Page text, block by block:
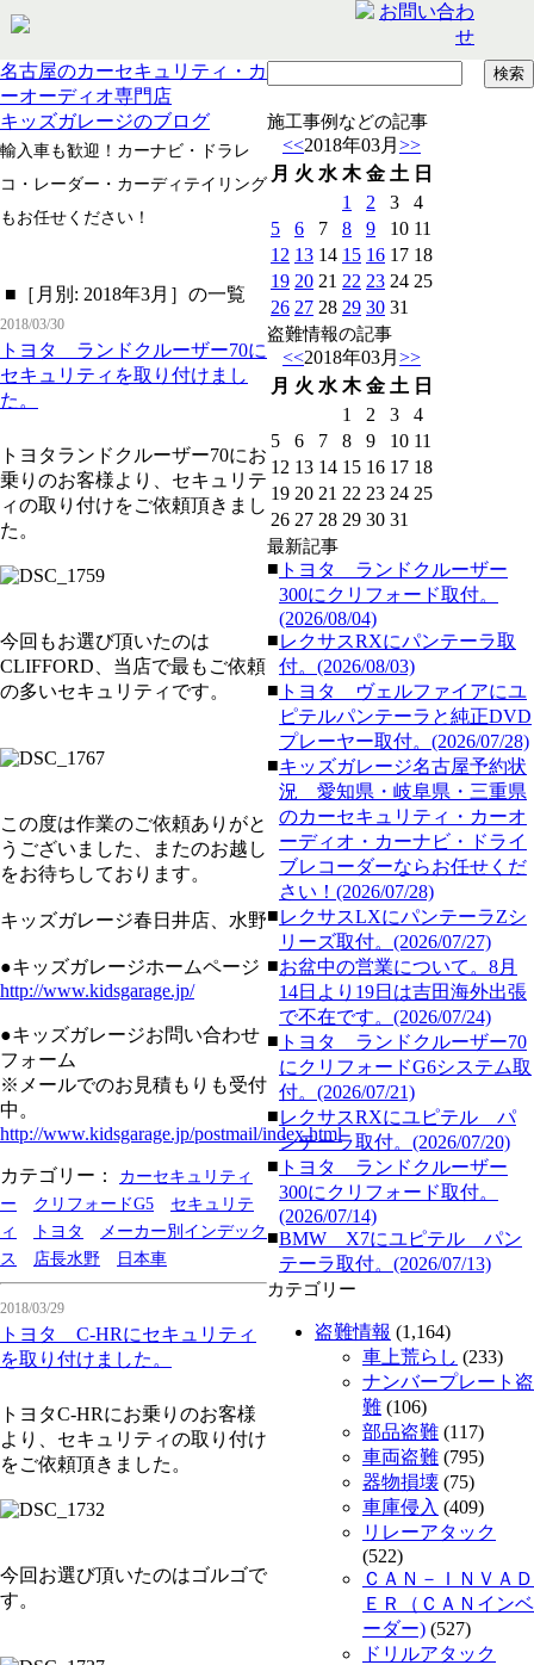
名古屋のカーセキュリティ・カ
ーオーディオ専門店
キッズガレージのブログ
輸入車も歓迎！カーナビ・ドラレ
コ・レーダー・カーディテイリング
もお任せください！
■［月別: 2018年3月］の一覧
2018/03/30
トヨタ ランドクルーザー70に
セキュリティを取り付けまし
た。
トヨタランドクルーザー70にお
乗りのお客様より、セキュリテ
ィの取り付けをご依頼頂きまし
た。
今回もお選び頂いたのは
CLIFFORD、当店で最もご依頼
の多いセキュリティです。
この度は作業のご依頼ありがと
うございました、またのお越し
をお待ちしております。
キッズガレージ春日井店、水野
●キッズガレージホームページ
http://www.kidsgarage.jp/
●キッズガレージお問い合わせ
フォーム
※メールでのお見積もりも受付
中。
http://www.kidsgarage.jp/postmail/index.html
カテゴリー：
カーセキュリティ
ー
クリフォードG5
セキュリテ
ィ
トヨタ
メーカー別インデック
ス
店長水野 日本車
2018/03/29
トヨタ C-HRにセキュリティ
を取り付けました。
トヨタC-HRにお乗りのお客様
より、セキュリティの取り付け
をご依頼頂きました。
今回お選び頂いたのはゴルゴで
す。
施工事例などの記事
<<2018年03月 >>
月 火 水 木 金 土 日
1
2 3
4
5
6 7 8 9 10 11
12 13 14 15 16 17 18
19 20 21 22 23 24 25
26 27 28 29 30 31
盗難情報の記事
<<2018年03月 >>
月 火 水 木 金 土 日
1
2 3
4
5
6 7 8 9 10 11
12 13 14 15 16 17 18
19 20 21 22 23 24 25
26 27 28 29 30 31
最新記事
■ トヨタ ランドクルーザー
300にクリフォード取付。
(2026/08/04)
■レクサスRXにパンテーラ取
付。(2026/08/03)
■ トヨタ ヴェルファイアにユ
ピテルパンテーラと純正DVD
プレーヤー取付。(2026/07/28)
■キッズガレージ名古屋予約状
況 愛知県・岐阜県・三重県
のカーセキュリティ・カーオ
ーディオ・カーナビ・ドライ
ブレコーダーならお任せくだ
さい！(2026/07/28)
■レクサスLXにパンテーラZシ
リーズ取付。(2026/07/27)
■お盆中の営業について。8月
14日より19日は吉田海外出張
で不在です。(2026/07/24)
■ トヨタ ランドクルーザー70
にクリフォードG6システム取
付。(2026/07/21)
■レクサスRXにユピテル パ
ンテーラ取付。(2026/07/20)
■ トヨタ ランドクルーザー
300にクリフォード取付。
(2026/07/14)
■BMW X7にユピテル パン
テーラ取付。(2026/07/13)
カテゴリー
盗難情報 (1,164)
車上荒らし (233)
ナンバープレート盗
難 (106)
部品盗難 (117)
車両盗難 (795)
器物損壊 (75)
車庫侵入 (409)
リレーアタック
(522)
ＣＡＮ－ＩＮＶＡＤ
ＥＲ（ＣＡＮインベ
ーダー) (527)
ドリルアタック